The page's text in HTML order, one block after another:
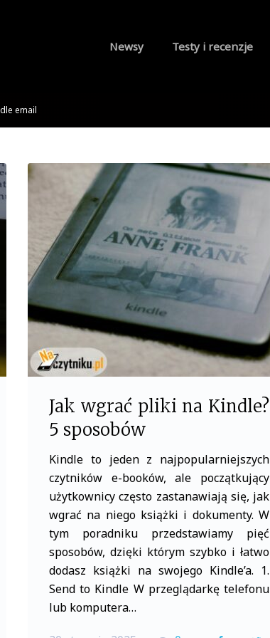
Newsy Testy i recenzje
email
Jak wgrać pliki na Kindle?
5 sposobów
Kindle to jeden z najpopularniejszych
czytników e-booków, ale początkujący
użytkownicy często zastanawiają się, jak
wgrać na niego książki i dokumenty. W
tym poradniku przedstawiamy pięć
sposobów, dzięki którym szybko i łatwo
dodasz książki na swojego Kindle’a. 1.
Send to Kindle W przeglądarkę telefonu
lub komputera…